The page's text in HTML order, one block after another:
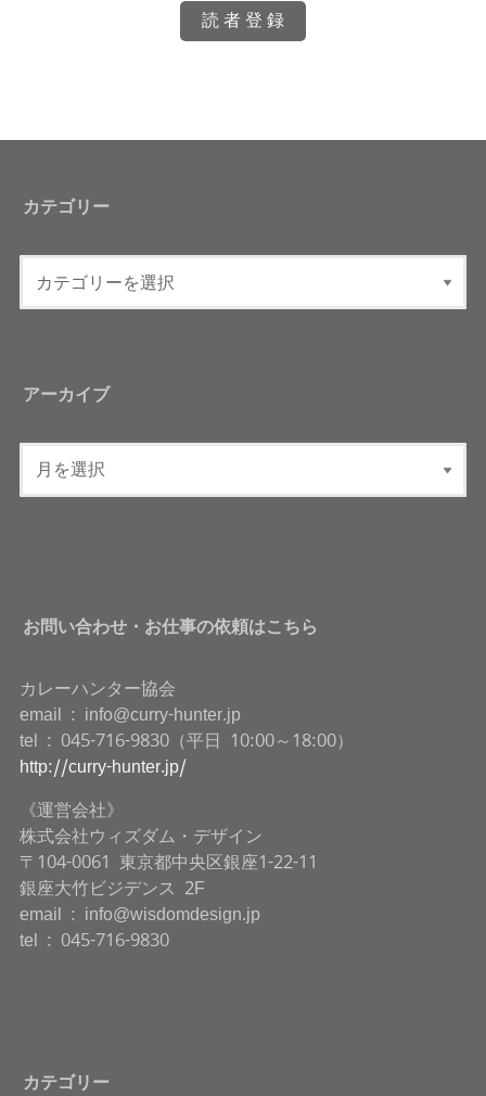
カテゴリー
アーカイブ
お問い合わせ・お仕事の依頼はこちら
カレーハンター協会
email : info@curry-hunter.jp
tel : 045-716-9830（平日 10:00～18:00）
http://curry-hunter.jp/
《運営会社》
株式会社ウィズダム・デザイン
〒104-0061 東京都中央区銀座1-22-11
銀座大竹ビジデンス 2F
email : info@wisdomdesign.jp
tel : 045-716-9830
カテゴリー